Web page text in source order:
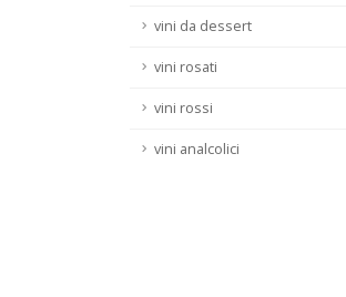
vini da dessert
vini rosati
vini rossi
vini analcolici